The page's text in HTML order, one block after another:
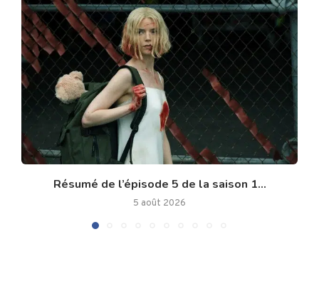
Résumé de l’épisode 5 de la saison 1...
5 août 2026